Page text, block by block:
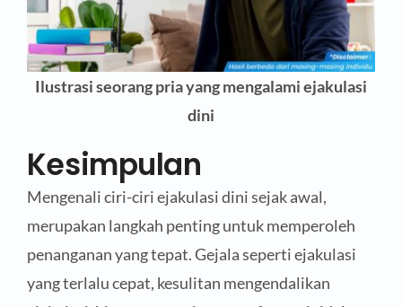
Ilustrasi seorang pria yang mengalami ejakulasi
dini
Kesimpulan
Mengenali ciri-ciri ejakulasi dini sejak awal,
merupakan langkah penting untuk memperoleh
penanganan yang tepat. Gejala seperti ejakulasi
yang terlalu cepat, kesulitan mengendalikan